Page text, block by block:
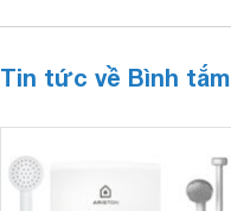
Tin tức về Bình